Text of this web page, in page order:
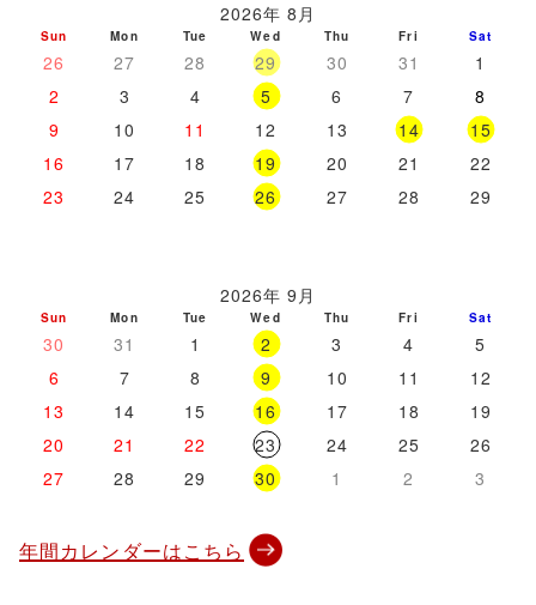
2026年 8月
26 27 28 29 30 31
1
2
3 4 5 6 7
8
9
10 11 12 13 14
15
16
17 18 19 20 21
22
23
24 25 26 27 28 29
2026年 9月
30 31 1 2 3 4
5
6
7 8 9 10 11
12
13
14 15 16 17 18
19
20
21 22 23 24 25
26
27
28 29 30 1 2 3
年間カレンダーはこちら